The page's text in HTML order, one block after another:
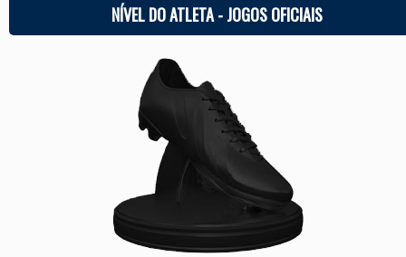
NÍVEL DO ATLETA - JOGOS OFICIAIS